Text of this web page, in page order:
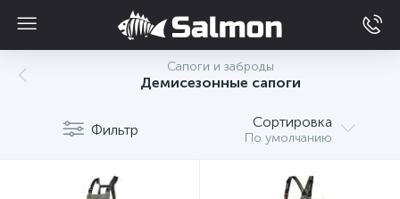
Сапоги и заброды
Демисезонные сапоги
Фильтр Сортировка
По умолчанию